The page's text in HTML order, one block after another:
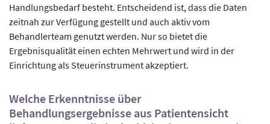
Handlungsbedarf besteht. Entscheidend ist, dass die Daten
zeitnah zur Verfügung gestellt und auch aktiv vom
Behandlerteam genutzt werden. Nur so bietet die
Ergebnisqualität einen echten Mehrwert und wird in der
Einrichtung als Steuerinstrument akzeptiert.
Welche Erkenntnisse über
Behandlungsergebnisse aus Patientensicht